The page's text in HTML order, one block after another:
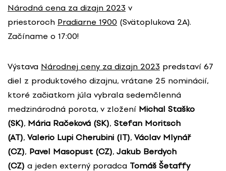
Národná cena za dizajn 2023 v
priestoroch Pradiarne 1900 (Svätoplukova 2A).
Začíname o 17:00!
Výstava Národnej ceny za dizajn 2023 predstaví 67
diel z produktového dizajnu, vrátane 25 nominácií,
ktoré začiatkom júla vybrala sedemčlenná
medzinárodná porota, v zložení Michal Staško
(SK), Mária Račeková (SK), Stefan Moritsch
(AT), Valerio Lupi Cherubini (IT), Václav Mlynář
(CZ), Pavel Masopust (CZ), Jakub Berdych
(CZ) a jeden externý poradca Tomáš Šetaffy